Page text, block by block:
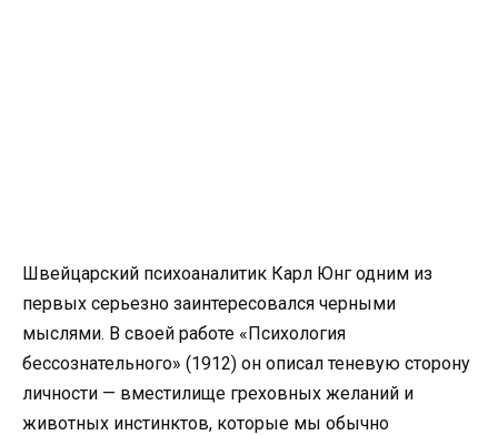
Швейцарский психоаналитик Карл Юнг одним из
первых серьезно заинтересовался черными
мыслями. В своей работе «Психология
бессознательного» (1912) он описал теневую сторону
личности — вместилище греховных желаний и
животных инстинктов, которые мы обычно